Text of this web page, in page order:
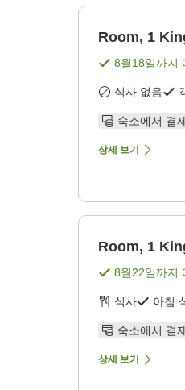
Room, 1
8월18일까지
식사 없음
숙소에서 결
상세 보기
Room, 1
8월22일까지
식사 아침
숙소에서 결
상세 보기